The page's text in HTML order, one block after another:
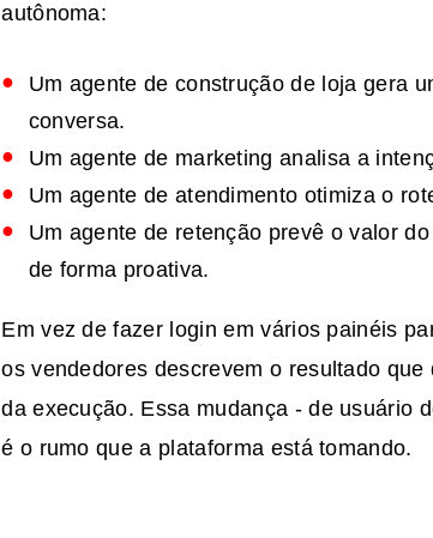
autônoma:
Um agente de construção de loja gera
conversa.
Um agente de marketing analisa a
Um agente de atendimento otimiza o
Um agente de retenção prevê o valor
de forma proativa.
Em vez de fazer login em vários painéis
os vendedores descrevem o resultado
da execução. Essa mudança - de usuário
é o rumo que a plataforma está tomando.